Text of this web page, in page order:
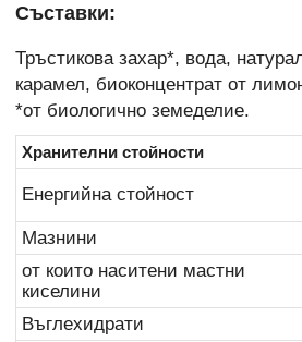
Съставки:
Тръстикова захар*, вода,
карамел, биоконцентрат от
*от биологично земеделие.
Хранителни стойности
Енергийна стойност
Мазнини
от които наситени мастни
киселини
Въглехидрати